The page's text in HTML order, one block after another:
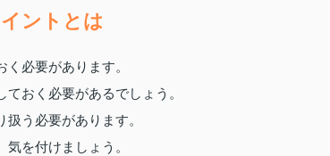
ントとは
必要があります。
おく必要があるでしょう。
う必要があります。
を付けましょう。